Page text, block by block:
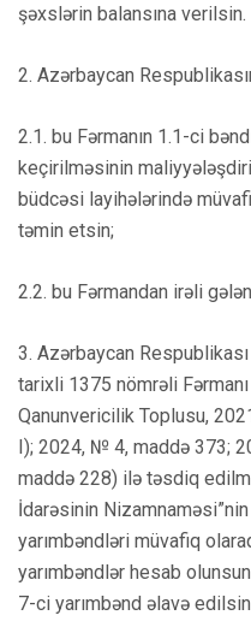
şəxslərin balansına verilsin.
2. Azərbaycan
2.1. bu Fərmanın 1.1-ci
keçirilməsinin
büdcəsi layihələrində
təmin etsin;
2.2. bu Fərmandan irəli
3. Azərbaycan
tarixli 1375 nömrəli
Qanunvericilik Toplusu,
I); 2024, № 4, maddə 373;
maddə 228) ilə təsdiq
İdarəsinin
yarımbəndləri müvafiq
yarımbəndlər hesab
7-ci yarımbənd əlavə